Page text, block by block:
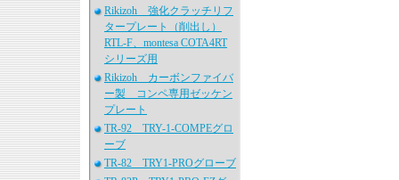
Rikizoh 強化クラッチリフ
タープレート（削出し）
RTL-F、montesa COTA4RT
シリーズ用
Rikizoh カーボンファイバ
ー製 コンペ専用ゼッケン
プレート
TR-92 TRY-1-COMPEグロ
ーブ
TR-82 TRY1-PROグローブ